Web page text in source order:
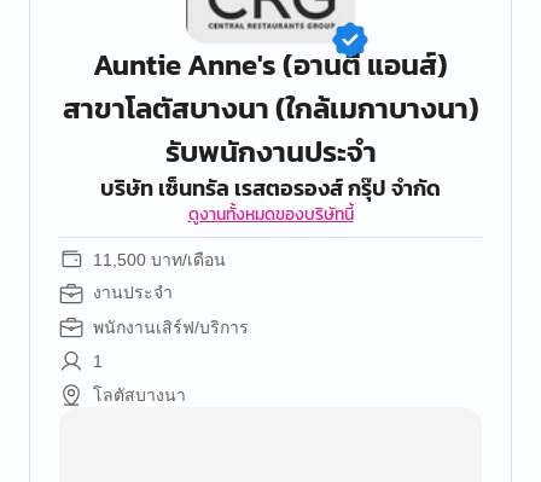
Auntie Anne's (อานตี้ แอนส์)
สาขาโลตัสบางนา (ใกล้เมกาบางนา)
รับพนักงานประจำ
บริษัท เซ็นทรัล เรสตอรองส์ กรุ๊ป จํากัด
ดูงานทั้งหมดของบริษัทนี้
11,500 บาท/เดือน
งานประจำ
พนักงานเสิร์ฟ/บริการ
1
โลตัสบางนา